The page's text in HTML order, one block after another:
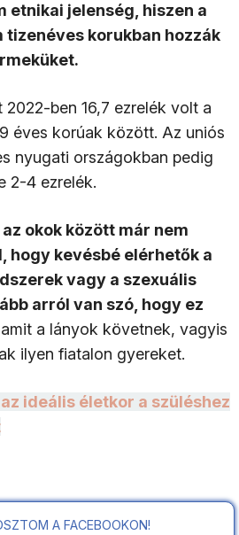
etnikai jelenség, hiszen a
tizenéves korukban hozzák
ben 16,7 ezrelék volt a
éves korúak között. Az uniós
nyugati országokban pedig
2-4 ezrelék.
az okok között már nem
hogy kevésbé elérhetők a
vagy a szexuális
arról van szó, hogy ez
amit a lányok követnek, vagyis
ilyen fiatalon gyereket.
az ideális életkor a szüléshez
A FACEBOOKON!